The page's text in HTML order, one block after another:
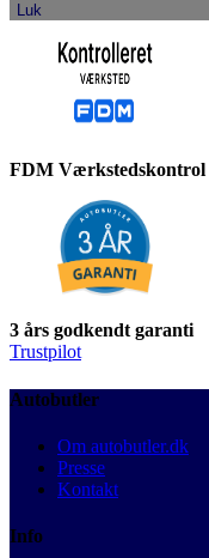
Luk
FDM Værkstedskontrol
3 års godkendt garanti
Trustpilot
Autobutler
Om autobutler.dk
Presse
Kontakt
Info